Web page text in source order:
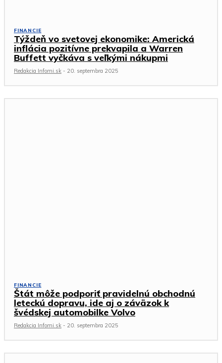
FINANCIE
Týždeň vo svetovej ekonomike: Americká
inflácia pozitívne prekvapila a Warren
Buffett vyčkáva s veľkými nákupmi
Redakcia Infomi.sk - 20. septembra 2025
FINANCIE
Štát môže podporiť pravidelnú obchodnú
leteckú dopravu, ide aj o záväzok k
švédskej automobilke Volvo
Redakcia Infomi.sk - 20. septembra 2025